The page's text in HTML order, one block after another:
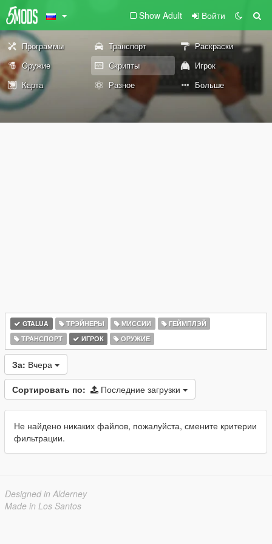
Show Adult Войти
Программы Транспорт
Раскраски
Оружие
Скрипты
Игрок
Карта
Разное Больше
GTALUA ТРЭЙНЕРЫ МИССИИ
ГЕЙМПЛЭЙ
ТРАНСПОРТ
ИГРОК ОРУЖИЕ
За: Вчера
Сортировать по: Последние загрузки
Не найдено никаких файлов, пожалуйста, смените критерии
фильтрации.
Designed in Alderney
Made in Los Santos